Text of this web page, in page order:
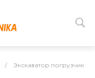
/
Экскаватор погрузчик